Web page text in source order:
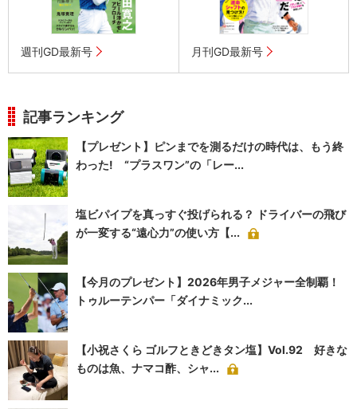
週刊GD最新号 月刊GD最新号
記事ランキング
【プレゼント】ピンまでを測るだけの時代は、もう終
わった! “プラスワン”の「レー...
塩ビパイプを真っすぐ投げられる？ ドライバーの飛び
が一変する“遠心力”の使い方【...
【今月のプレゼント】2026年男子メジャー全制覇！
トゥルーテンパー「ダイナミック...
【小祝さくら ゴルフときどきタン塩】Vol.92 好きな
ものは魚、ナマコ酢、シャ...